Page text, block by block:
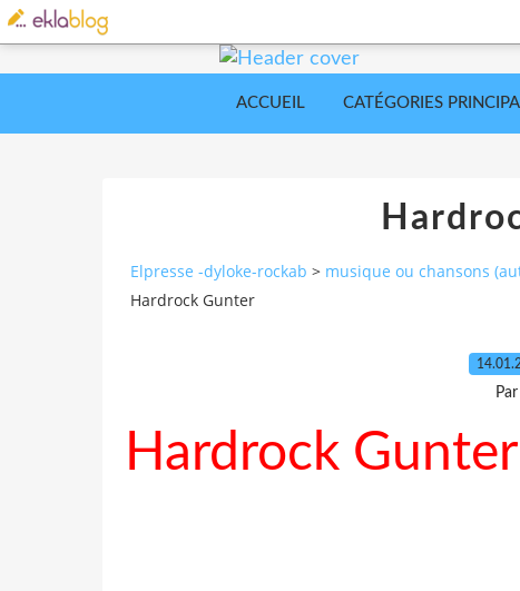
ACCUEIL CATÉGORIES
Elpresse -dyloke-rockab > musique ou chansons
Hardrock Gunter
Hardrock Gunter